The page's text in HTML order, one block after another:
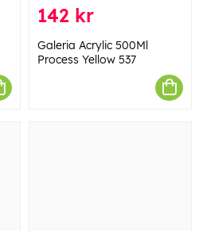
142 kr
Galeria Acrylic 500Ml
Process Yellow 537